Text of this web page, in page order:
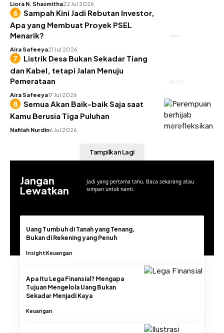
Liora N. Shasmitha22 Jul 2026
BISNIS
Sampah Kini Jadi Rebutan Investor,
Apa yang Membuat Proyek PSEL
Menarik?
Aira Safeeya21 Jul 2026
UTILITAS
Listrik Desa Bukan Sekadar Tiang
dan Kabel, tetapi Jalan Menuju
Pemerataan
Aira Safeeya17 Jul 2026
INSIGHT
Semua Akan Baik-baik Saja saat
Kamu Berusia Tiga Puluhan
Nafilah Nurdin6 Jul 2026
Tampilkan Lagi
Jangan
Lewatkan
Jadi yang pertama tahu. Baca sekarang atau
simpan untuk nanti.
Uang Tumbuh di Tanah yang Tenang,
Bukan di Rekening yang Penuh
InsightKeuangan
Apa Itu Lega Finansial? Mengapa
Tujuan Mengelola Uang Bukan
Sekadar Menjadi Kaya
Keuangan